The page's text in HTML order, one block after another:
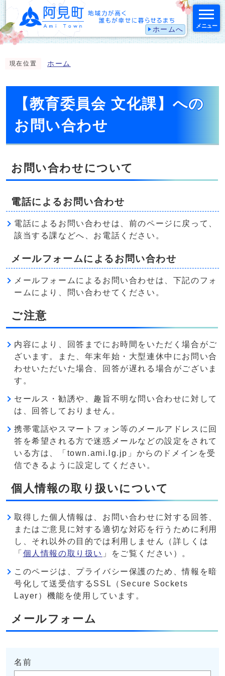
ホームへ メニュー
現在位置 ホーム
【教育委員会 文化課】への
お問い合わせ
お問い合わせについて
電話によるお問い合わせ
電話によるお問い合わせは、前のページに戻って、
該当する課などへ、お電話ください。
メールフォームによるお問い合わせ
メールフォームによるお問い合わせは、下記のフォ
ームにより、問い合わせてください。
ご注意
内容により、回答までにお時間をいただく場合がご
ざいます。また、年末年始・大型連休中にお問い合
わせいただいた場合、回答が遅れる場合がございま
す。
セールス・勧誘や、趣旨不明な問い合わせに対して
は、回答しておりません。
携帯電話やスマートフォン等のメールアドレスに回
答を希望される方で迷惑メールなどの設定をされて
いる方は、「town.ami.lg.jp」からのドメインを受
信できるように設定してください。
個人情報の取り扱いについて
取得した個人情報は、お問い合わせに対する回答、
またはご意見に対する適切な対応を行うために利用
し、それ以外の目的では利用しません（詳しくは
「 個人情報の取り扱い 」をご覧ください）。
このページは、プライバシー保護のため、情報を暗
号化して送受信するSSL（Secure Sockets
Layer）機能を使用しています。
メールフォーム
名前